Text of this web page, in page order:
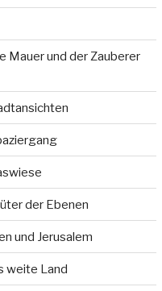
Mauer und der Zauberer
der Ebenen
und Jerusalem
weite Land